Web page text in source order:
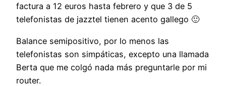
factura a 12 euros hasta febrero y que 3 de 5
telefonistas de jazztel tienen acento gallego 🙂
Balance semipositivo, por lo menos las
telefonistas son simpáticas, excepto una llamada
Berta que me colgó nada más preguntarle por mi
router.